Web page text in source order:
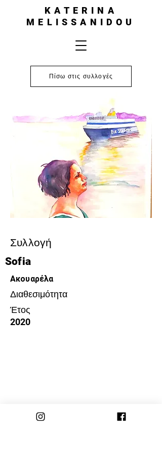
KATERINA
MELISSANIDOU
Πίσω στις συλλογές
Συλλογή
Sofia
Ακουαρέλα
Διαθεσιμότητα
Έτος
2020